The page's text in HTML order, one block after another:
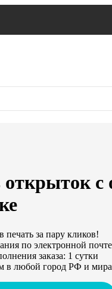
с
печать за пару кликов!
по электронной
заказа: 1 сутки
в любой город РФ и